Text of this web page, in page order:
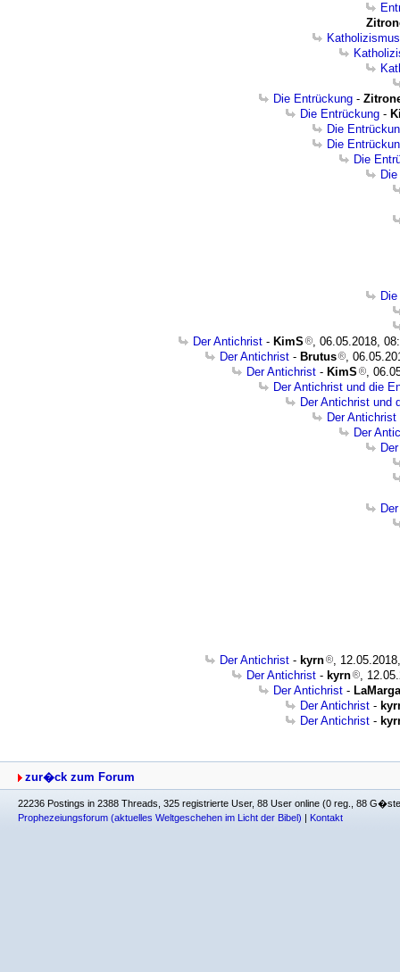
Die Entrückung -
Die Entrückung -
Die
Die
Die
Der Antichrist - KimS
, 06.05.2018,
Der Antichrist - Brutus
,
Der Antichrist - KimS
,
Der Antichrist und die
Der Antichrist und
Der
Der
Der Antichrist - kyrn
,
Der Antichrist - kyrn
,
Der Antichrist -
Der Antichrist -
Der Antichrist -
zur�ck zum Forum
22236 Postings in 2388 Threads, 325 registrierte User, 88 User online (0 reg., 88
Prophezeiungsforum (aktuelles Weltgeschehen im Licht der Bibel) | Kontakt